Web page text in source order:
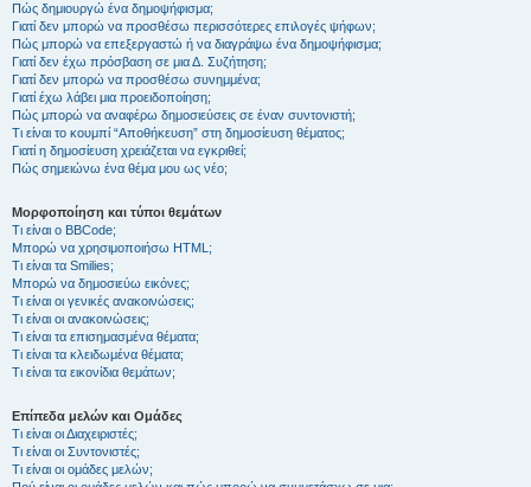
Πώς δημιουργώ ένα δημοψήφισμα;
Γιατί δεν μπορώ να προσθέσω περισσότερες επιλογές ψήφων;
Πώς μπορώ να επεξεργαστώ ή να διαγράψω ένα δημοψήφισμα;
Γιατί δεν έχω πρόσβαση σε μια Δ. Συζήτηση;
Γιατί δεν μπορώ να προσθέσω συνημμένα;
Γιατί έχω λάβει μια προειδοποίηση;
Πώς μπορώ να αναφέρω δημοσιεύσεις σε έναν συντονιστή;
Τι είναι το κουμπί “Αποθήκευση” στη δημοσίευση θέματος;
Γιατί η δημοσίευση χρειάζεται να εγκριθεί;
Πώς σημειώνω ένα θέμα μου ως νέο;
Μορφοποίηση και τύποι θεμάτων
Τι είναι ο BBCode;
Μπορώ να χρησιμοποιήσω HTML;
Τι είναι τα Smilies;
Μπορώ να δημοσιεύω εικόνες;
Τι είναι οι γενικές ανακοινώσεις;
Τι είναι οι ανακοινώσεις;
Τι είναι τα επισημασμένα θέματα;
Τι είναι τα κλειδωμένα θέματα;
Τι είναι τα εικονίδια θεμάτων;
Επίπεδα μελών και Ομάδες
Τι είναι οι Διαχειριστές;
Τι είναι οι Συντονιστές;
Τι είναι οι ομάδες μελών;